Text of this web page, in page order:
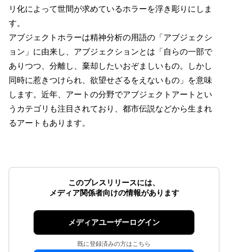
リ化によって世間が求めているホラーを浮き彫りにしま
す。
アブジェクトホラーは精神分析の用語の「アブジェクシ
ョン」に由来し、アブジェクションとは「自らの一部で
ありつつ、分離し、棄却したいおぞましいもの。しかし
同時に惹きつけられ、欲望せざるをえないもの」を意味
します。近年、アートの分野でアブジェクトアートとい
うカテゴリも注目されており、都市伝説などから生まれ
るアートもあります。
このプレスリリースには、
メディア関係者向けの情報があります
メディアユーザーログイン
既に登録済みの方はこちら